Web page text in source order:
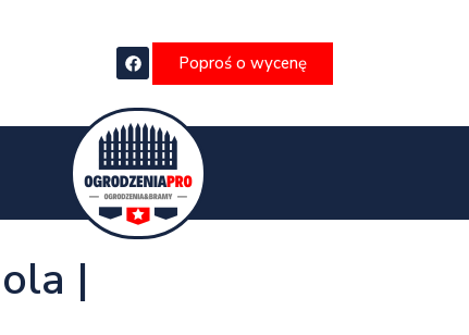
Poproś o wycenę
|